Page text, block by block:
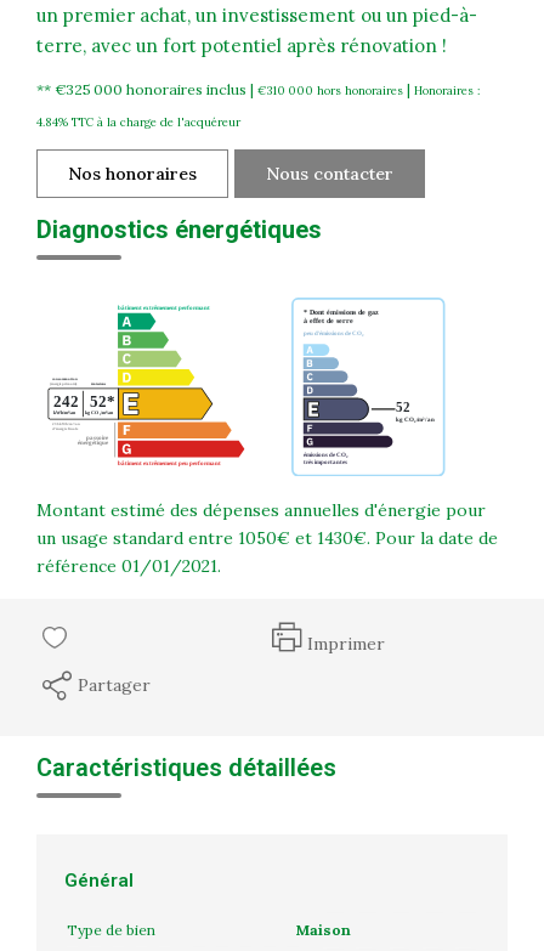
un premier achat, un investissement ou un pied-à-
terre, avec un fort potentiel après rénovation !
** €325 000 honoraires inclus | €310 000 hors honoraires | Honoraires :
4.84% TTC à la charge de l'acquéreur
Nos honoraires Nous contacter
Diagnostics énergétiques
Montant estimé des dépenses annuelles d'énergie pour
un usage standard entre 1050€ et 1430€. Pour la date de
référence 01/01/2021.
Imprimer
Partager
Caractéristiques détaillées
Général
Type de bien
Maison